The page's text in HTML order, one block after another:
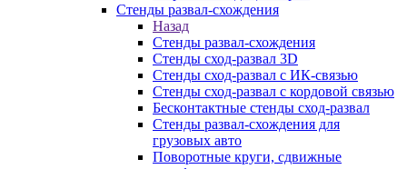
Стенды развал-схождения
Назад
Стенды развал-схождения
Стенды сход-развал 3D
Стенды сход-развал с ИК-связью
Стенды сход-развал с кордовой связью
Бесконтактные стенды сход-развал
Стенды развал-схождения для
грузовых авто
Поворотные круги, сдвижные